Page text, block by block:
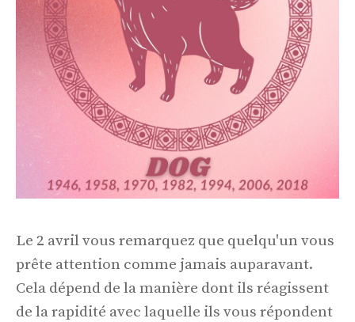
Le 2 avril vous remarquez que quelqu'un vous
prête attention comme jamais auparavant.
Cela dépend de la manière dont ils réagissent
de la rapidité avec laquelle ils vous répondent